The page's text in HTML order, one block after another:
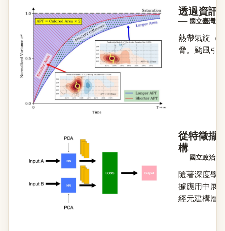
透過資訊
── 國立臺灣大
熱帶氣旋（
脅。颱風引
從特徵擷
構
── 國立政治大
隨著深度學
據應用中展
經元建構層